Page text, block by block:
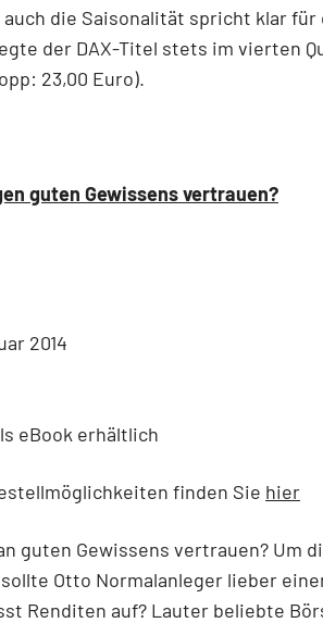
die Saisonalität spricht klar für
der DAX-Titel stets im vierten
23,00 Euro).
guten Gewissens vertrauen?
2014
eBook erhältlich
finden Sie hier
guten Gewissens vertrauen? Um
Otto Normalanleger lieber
Renditen auf? Lauter beliebte